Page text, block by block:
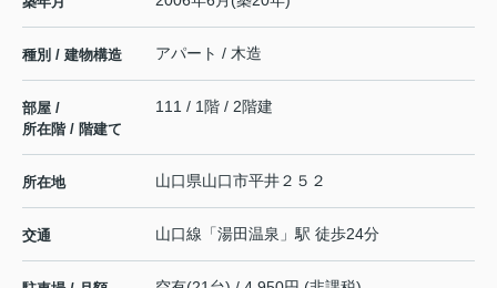
種別 / 建物構造 アパート / 木造
部屋 /
所在階 / 階建て
111 / 1階 / 2階建
所在地 山口県山口市平井２５２
交通 山口線 「湯田温泉 」駅 徒歩24分